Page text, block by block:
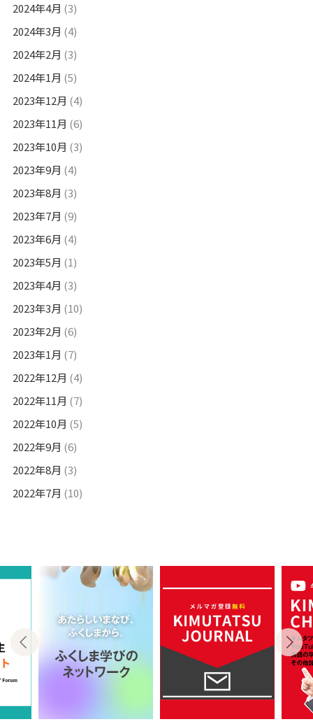
2024年4月 (3)
2024年3月 (4)
2024年2月 (3)
2024年1月 (5)
2023年12月 (4)
2023年11月 (6)
2023年10月 (3)
2023年9月 (4)
2023年8月 (3)
2023年7月 (9)
2023年6月 (4)
2023年5月 (1)
2023年4月 (3)
2023年3月 (10)
2023年2月 (6)
2023年1月 (7)
2022年12月 (4)
2022年11月 (7)
2022年10月 (5)
2022年9月 (6)
2022年8月 (3)
2022年7月 (10)